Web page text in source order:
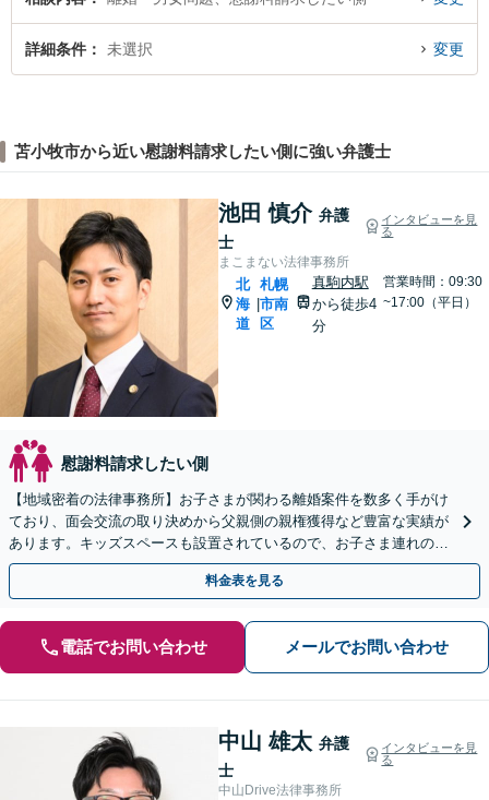
詳細条件 未選択 変更
苫小牧市から近い慰謝料請求したい側に強い弁護士
池田 慎介 弁護
士
インタビューを見
る
まこまない法律事務所
北
海
道
札幌
市南
区
真駒内駅
から徒歩4
分
営業時間：09:30
~17:00（平日）
慰謝料請求したい側
【地域密着の法律事務所】お子さまが関わる離婚案件を数多く手がけ
ており、面会交流の取り決めから父親側の親権獲得など豊富な実績が
あります。キッズスペースも設置されているので、お子さま連れの方
も安心してご相談にいらしてください【WEB面談対応】
料金表を見る
電話でお問い合わせ メールでお問い合わせ
中山 雄太 弁護
士
インタビューを見
る
中山Drive法律事務所